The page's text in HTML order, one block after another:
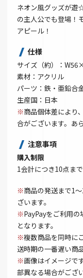
ネオン風グッズが
の主人公でも登場！
アピール！
仕様
サイズ（約）：
素材：アクリル
パーツ：鉄・亜鉛合
生産国：日本
※商品個体差により
合がございます。あ
注意事項
購入制限
1会計につき10点まで
※商品の発送まで1
ざいます。
※PayPayをご利用
となります。
※複数商品を同時に
送時期の一番遅い商
※画像はイメージで
部異なる場合がござ